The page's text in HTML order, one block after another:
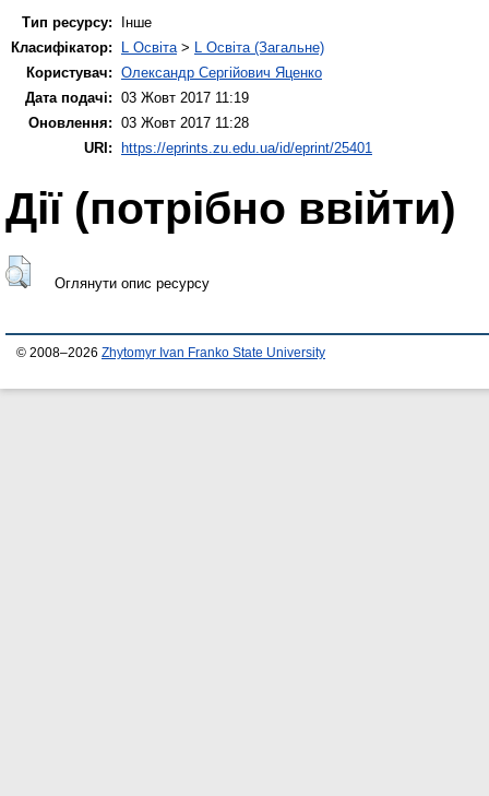
Тип ресурсу:
Інше
Класифікатор:
L Освіта> L Освіта (Загальне)
Користувач: Олександр Сергійович Яценко
Дата подачі: 03 Жовт 2017 11:19
Оновлення: 03 Жовт 2017 11:28
URI:
https://eprints.zu.edu.ua/id/eprint/25401
Дії ​​(потрібно ввійти)
Оглянути опис ресурсу
© 2008–2026 Zhytomyr Ivan Franko State University